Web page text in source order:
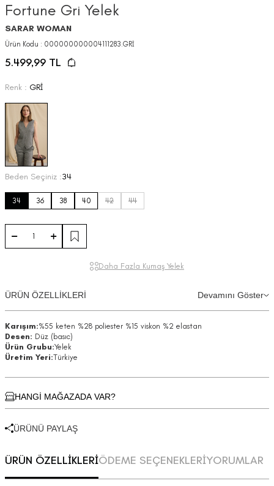
Fortune Gri Yelek
SARAR WOMAN
Ürün Kodu : 000000000004111283.GRİ
5.499,99 TL
Renk : GRİ
Beden Seçiniz :34
34 36 38 40 42 44
Daha Fazla Kumaş Yelek
ÜRÜN ÖZELLİKLERİ Devamını Göster
Karışım:%55 keten %28 poliester %15 viskon %2 elastan
Desen: Düz (basıc)
Ürün Grubu:Yelek
Üretim Yeri:Türkiye
HANGİ MAĞAZADA VAR?
ÜRÜNÜ PAYLAŞ
ÜRÜN ÖZELLİKLERİÖDEME SEÇENEKLERİYORUMLAR